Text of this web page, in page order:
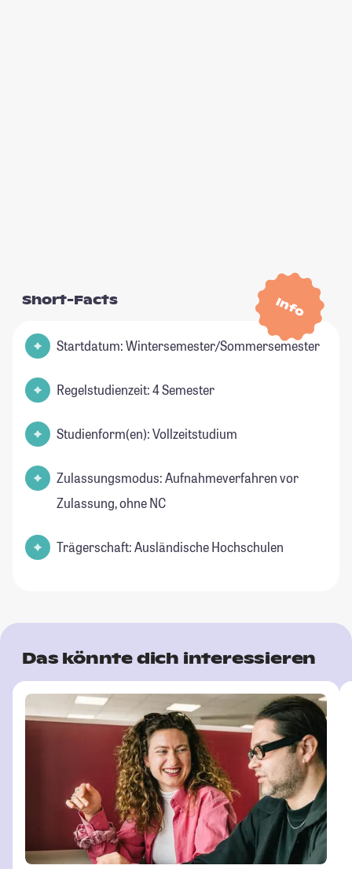
Info
Short-Facts
Startdatum: Wintersemester/Sommersemester
Regelstudienzeit: 4 Semester
Studienform(en): Vollzeitstudium
Zulassungsmodus: Aufnahmeverfahren vor
Zulassung, ohne NC
Trägerschaft: Ausländische Hochschulen
Das könnte dich interessieren